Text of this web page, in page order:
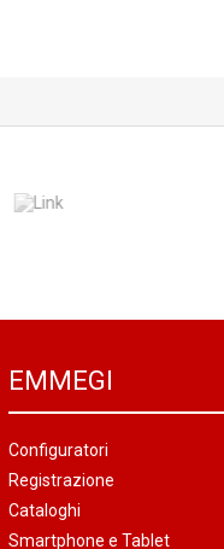
EMMEGI
Configuratori
Registrazione
Cataloghi
Smartphone e Tablet